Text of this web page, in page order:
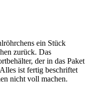
ein Stück
zurück. Das
der in das Paket
ist fertig beschriftet
nicht voll machen.